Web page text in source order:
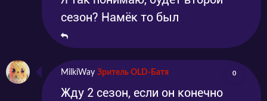
сезон? Намёк то был
MilkiWay Зритель OLD-Батя 0
Жду 2 сезон, если он конечно